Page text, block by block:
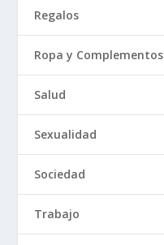
Regalos
Ropa y Complementos
Salud
Sexualidad
Sociedad
Trabajo